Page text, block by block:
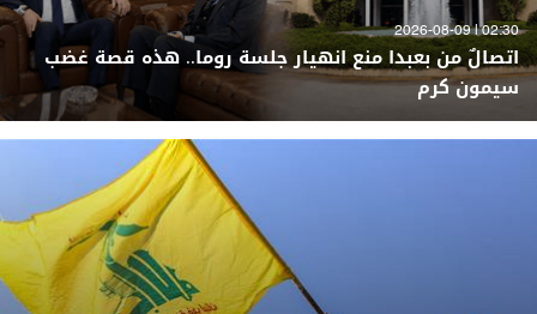
02:30 | 2026-08-09
اتصالٌ من بعبدا منع انهيار جلسة روما.. هذه قصة غضب
سيمون كرم